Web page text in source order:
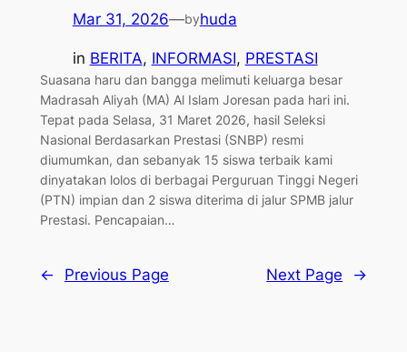
Mar 31, 2026—byhuda
in BERITA, INFORMASI, PRESTASI
​Suasana haru dan bangga melimuti keluarga besar
Madrasah Aliyah (MA) Al Islam Joresan pada hari ini.
Tepat pada Selasa, 31 Maret 2026, hasil Seleksi
Nasional Berdasarkan Prestasi (SNBP) resmi
diumumkan, dan sebanyak 15 siswa terbaik kami
dinyatakan lolos di berbagai Perguruan Tinggi Negeri
(PTN) impian dan 2 siswa diterima di jalur SPMB jalur
Prestasi. ​Pencapaian…
← Previous Page Next Page →